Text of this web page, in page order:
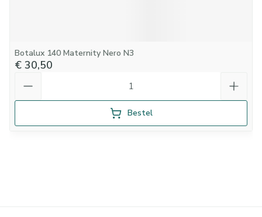
Botalux 140 Maternity Nero N3
€ 30,50
Bestel